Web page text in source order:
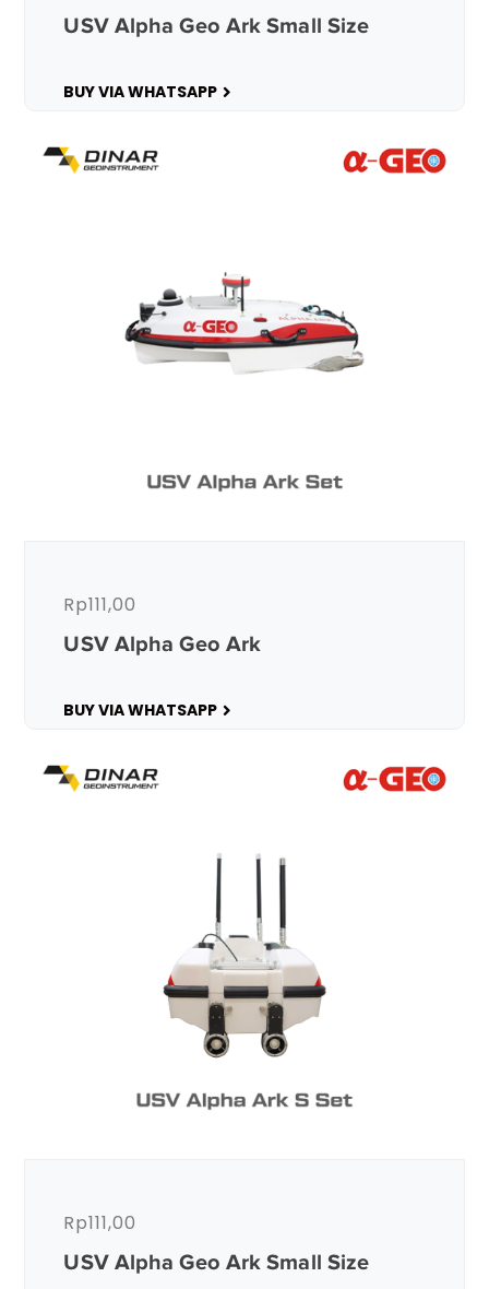
USV Alpha Geo Ark Small Size
BUY VIA WHATSAPP
USV Alpha Geo Ark
Rp111,00
BUY VIA WHATSAPP
USV Alpha Geo Ark Small Size
Rp111,00